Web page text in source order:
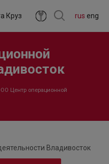
rus eng
Круз
Центр операционной